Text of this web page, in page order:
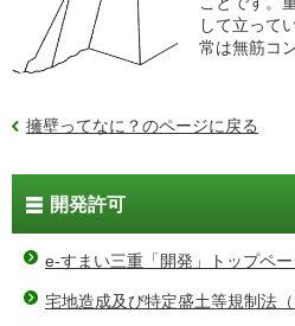
して立って
常は無筋コ
擁壁ってなに？のページに戻る
開発許可
e-すまい三重「開発」トップペー
宅地造成及び特定盛土等規制法（